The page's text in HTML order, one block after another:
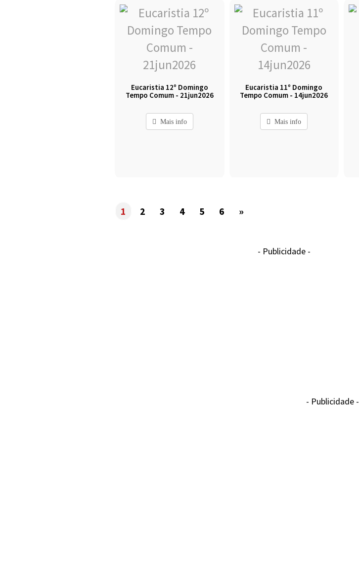
Eucaristia 12º Domingo
Tempo Comum - 21jun2026
Mais info
Eucaristia 11º Domingo
Tempo Comum - 14jun2026
Mais info
1 2 3 4 5 6 »
- Publicidade -
- Publicidade -